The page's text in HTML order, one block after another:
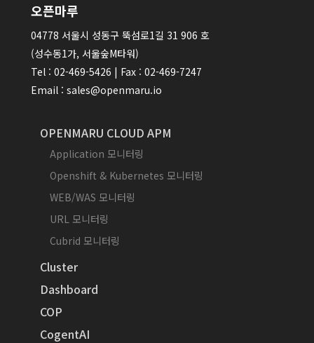
오픈마루
04778 서울시 성동구 뚝섬로1길 31 906 호
(성수동1가, 서울숲M타워)
Tel : 02-469-5426 | Fax : 02-469-7247
Email : sales@openmaru.io
OPENMARU CLOUD APM
Application 모니터링
Openshift & Kubernetes 모니터링
WEB/WAS 모니터링
URL 모니터링
Cubrid 모니터링
Cluster
Dashboard
COP
CogentAI